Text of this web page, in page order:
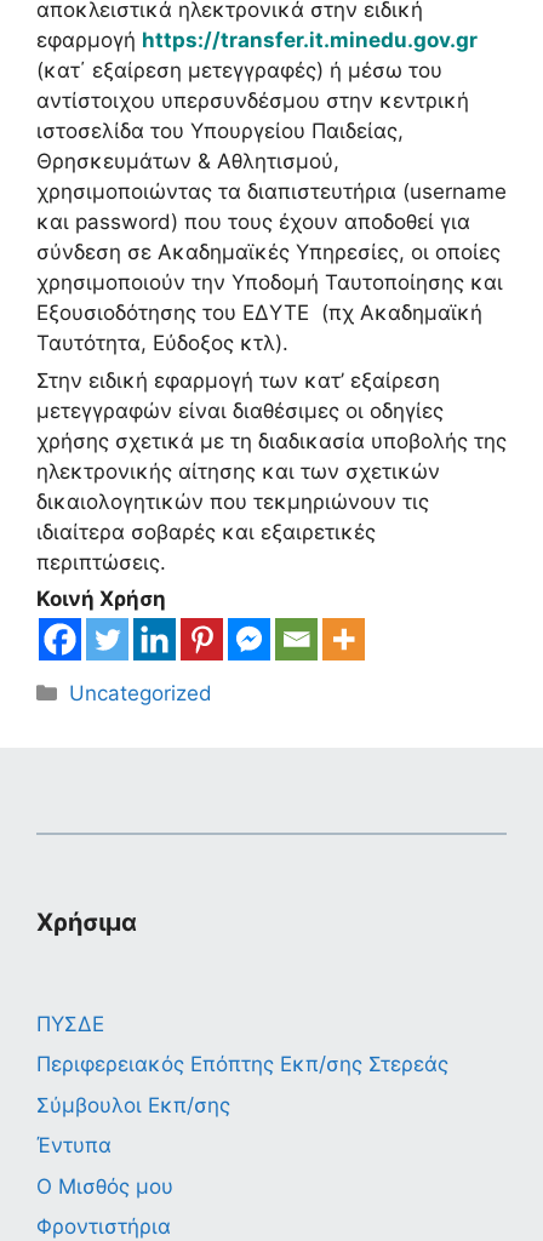
αποκλειστικά ηλεκτρονικά στην ειδική
εφαρμογή https://transfer.it.minedu.gov.gr
(κατ΄ εξαίρεση μετεγγραφές) ή μέσω του
αντίστοιχου υπερσυνδέσμου στην κεντρική
ιστοσελίδα του Υπουργείου Παιδείας,
Θρησκευμάτων & Αθλητισμού,
χρησιμοποιώντας τα διαπιστευτήρια (username
και password) που τους έχουν αποδοθεί για
σύνδεση σε Ακαδημαϊκές Υπηρεσίες, οι οποίες
χρησιμοποιούν την Υποδομή Ταυτοποίησης και
Εξουσιοδότησης του ΕΔΥΤΕ (πχ Ακαδημαϊκή
Ταυτότητα, Εύδοξος κτλ).
Στην ειδική εφαρμογή των κατ’ εξαίρεση
μετεγγραφών είναι διαθέσιμες οι οδηγίες
χρήσης σχετικά με τη διαδικασία υποβολής της
ηλεκτρονικής αίτησης και των σχετικών
δικαιολογητικών που τεκμηριώνουν τις
ιδιαίτερα σοβαρές και εξαιρετικές
περιπτώσεις.
Κοινή Χρήση
Κατηγορίες
Uncategorized
Χρήσιμα
ΠΥΣΔΕ
Περιφερειακός Επόπτης Εκπ/σης Στερεάς
Σύμβουλοι Εκπ/σης
Έντυπα
Ο Μισθός μου
Φροντιστήρια